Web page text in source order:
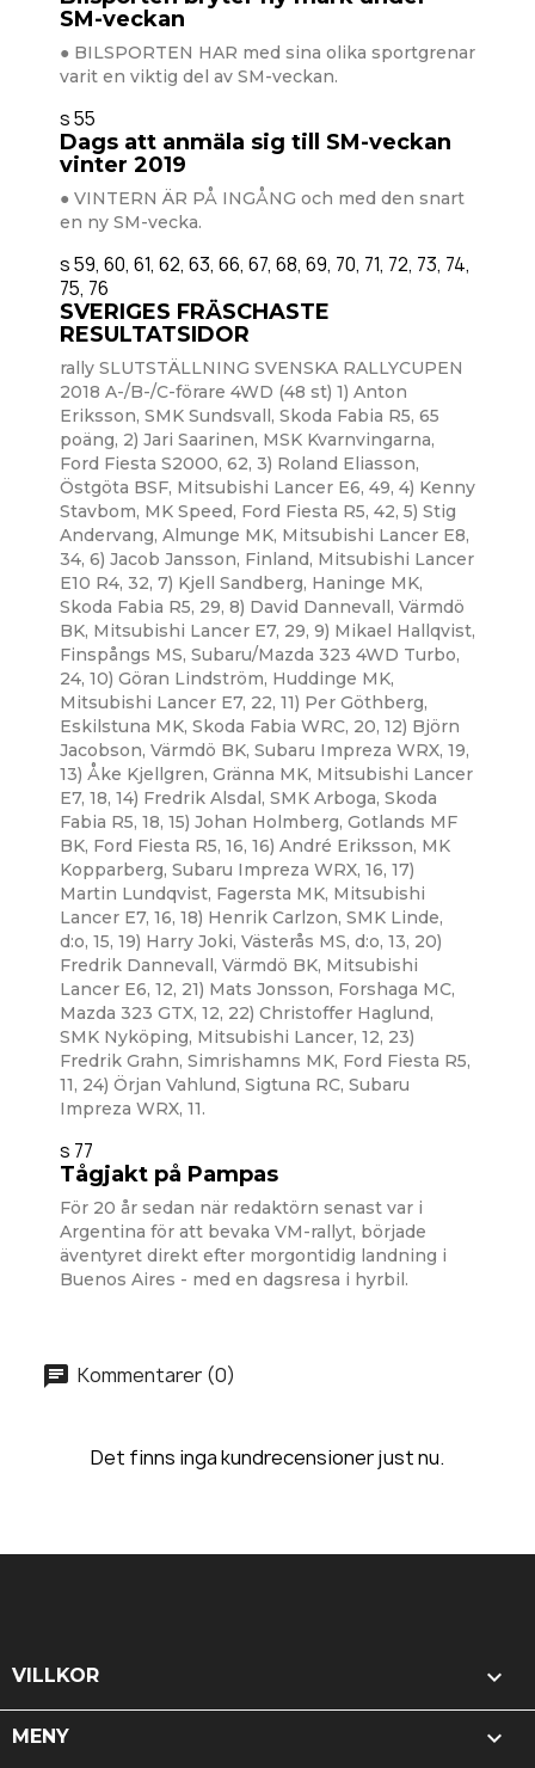
SM-veckan
● BILSPORTEN HAR med sina olika sportgrenar
varit en viktig del av SM-veckan.
s 55
Dags att anmäla sig till SM-veckan
vinter 2019
● VINTERN ÄR PÅ INGÅNG och med den snart
en ny SM-vecka.
s 59, 60, 61, 62, 63, 66, 67, 68, 69, 70, 71, 72, 73, 74,
75, 76
SVERIGES FRÄSCHASTE
RESULTATSIDOR
rally SLUTSTÄLLNING SVENSKA RALLYCUPEN
2018 A-/B-/C-förare 4WD (48 st) 1) Anton
Eriksson, SMK Sundsvall, Skoda Fabia R5, 65
poäng, 2) Jari Saarinen, MSK Kvarnvingarna,
Ford Fiesta S2000, 62, 3) Roland Eliasson,
Östgöta BSF, Mitsubishi Lancer E6, 49, 4) Kenny
Stavbom, MK Speed, Ford Fiesta R5, 42, 5) Stig
Andervang, Almunge MK, Mitsubishi Lancer E8,
34, 6) Jacob Jansson, Finland, Mitsubishi Lancer
E10 R4, 32, 7) Kjell Sandberg, Haninge MK,
Skoda Fabia R5, 29, 8) David Dannevall, Värmdö
BK, Mitsubishi Lancer E7, 29, 9) Mikael Hallqvist,
Finspångs MS, Subaru/Mazda 323 4WD Turbo,
24, 10) Göran Lindström, Huddinge MK,
Mitsubishi Lancer E7, 22, 11) Per Göthberg,
Eskilstuna MK, Skoda Fabia WRC, 20, 12) Björn
Jacobson, Värmdö BK, Subaru Impreza WRX, 19,
13) Åke Kjellgren, Gränna MK, Mitsubishi Lancer
E7, 18, 14) Fredrik Alsdal, SMK Arboga, Skoda
Fabia R5, 18, 15) Johan Holmberg, Gotlands MF
BK, Ford Fiesta R5, 16, 16) André Eriksson, MK
Kopparberg, Subaru Impreza WRX, 16, 17)
Martin Lundqvist, Fagersta MK, Mitsubishi
Lancer E7, 16, 18) Henrik Carlzon, SMK Linde,
d:o, 15, 19) Harry Joki, Västerås MS, d:o, 13, 20)
Fredrik Dannevall, Värmdö BK, Mitsubishi
Lancer E6, 12, 21) Mats Jonsson, Forshaga MC,
Mazda 323 GTX, 12, 22) Christoffer Haglund,
SMK Nyköping, Mitsubishi Lancer, 12, 23)
Fredrik Grahn, Simrishamns MK, Ford Fiesta R5,
11, 24) Örjan Vahlund, Sigtuna RC, Subaru
Impreza WRX, 11.
s 77
Tågjakt på Pampas
För 20 år sedan när redaktörn senast var i
Argentina för att bevaka VM-rallyt, började
äventyret direkt efter morgontidig landning i
Buenos Aires - med en dagsresa i hyrbil.
Kommentarer (0)
Det finns inga kundrecensioner just nu.
VILLKOR 
MENY 